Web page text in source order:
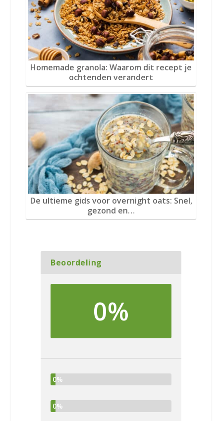
Homemade granola: Waarom dit recept je
ochtenden verandert
De ultieme gids voor overnight oats: Snel,
gezond en…
Beoordeling
0%
0%
0%